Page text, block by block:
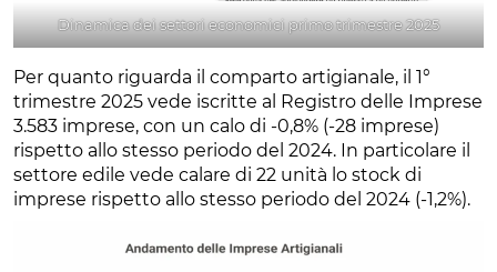
Dinamica dei settori economici primo trimestre 2025
Per quanto riguarda il comparto artigianale, il 1°
trimestre 2025 vede iscritte al Registro delle Imprese
3.583 imprese, con un calo di -0,8% (-28 imprese)
rispetto allo stesso periodo del 2024. In particolare il
settore edile vede calare di 22 unità lo stock di
imprese rispetto allo stesso periodo del 2024 (-1,2%).